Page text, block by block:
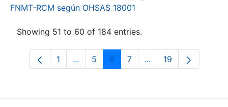
FNMT-RCM según OHSAS 18001
Showing 51 to 60 of 184 entries.
Page
1 ...Intermediate Pages Use TAB to
Page
5 Page
6 Page
7 ...Intermediate Pages
Page
19